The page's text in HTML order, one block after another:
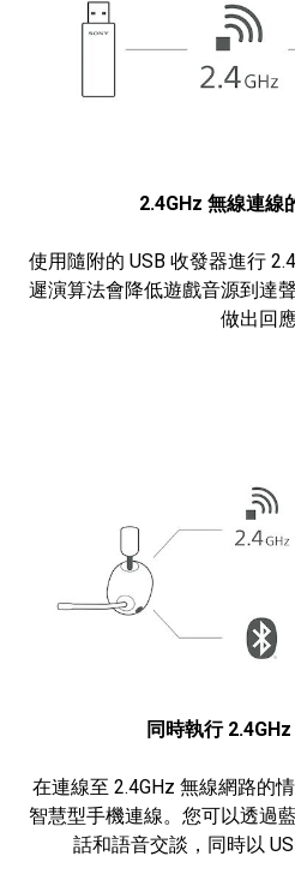
2.4GHz 無線連線
使用隨附的 USB 收發器進行
遲演算法會降低遊戲音源到達
做出回應
同時執行
在連線至 2.4GHz 無線網路的
智慧型手機連線。您可以透過
話和語音交談，同時以